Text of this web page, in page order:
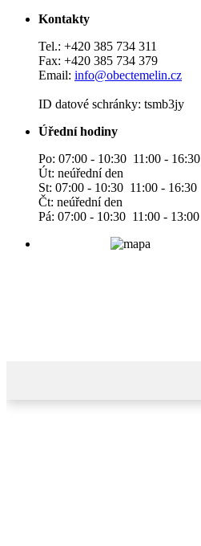
Kontakty
Tel.: +420 385 734 311
Fax: +420 385 734 379
Email: info@obectemelin.cz
ID datové schránky: tsmb3jy
Úřední hodiny
Po: 07:00 - 10:30 11:00 - 16:30
Út: neúřední den
St: 07:00 - 10:30 11:00 - 16:30
Čt: neúřední den
Pá: 07:00 - 10:30 11:00 - 13:00